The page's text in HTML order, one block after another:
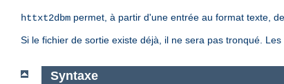
httxt2dbm permet, à partir d'une entrée au format texte,
Si le fichier de sortie existe déjà, il ne sera pas tronqué.
Syntaxe